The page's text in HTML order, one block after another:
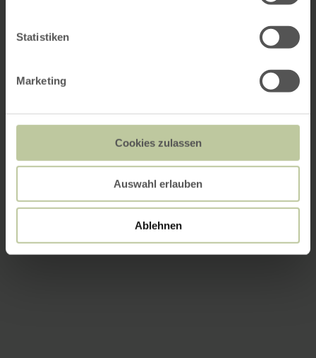
Statistiken
Marketing
Cookies zulassen
Auswahl erlauben
Ablehnen